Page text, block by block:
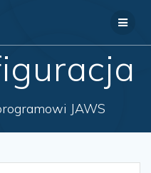
JAWS